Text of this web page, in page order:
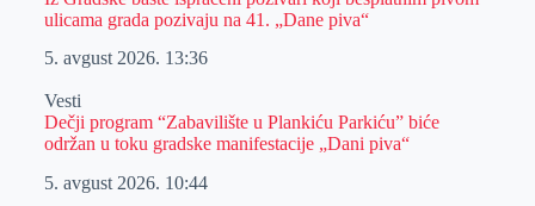
ulicama grada pozivaju na 41. „Dane piva“
5. avgust 2026. 13:36
Vesti
Dečji program “Zabavilište u Plankiću Parkiću” biće
održan u toku gradske manifestacije „Dani piva“
5. avgust 2026. 10:44